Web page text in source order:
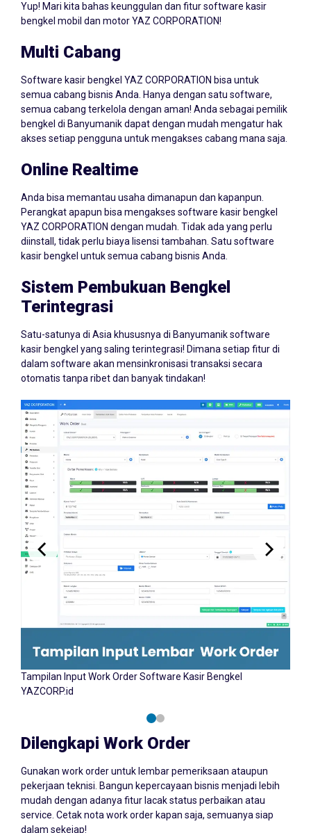
Yup! Mari kita bahas keunggulan dan fitur software kasir
bengkel mobil dan motor YAZ CORPORATION!
Multi Cabang
Software kasir bengkel YAZ CORPORATION bisa untuk
semua cabang bisnis Anda. Hanya dengan satu software,
semua cabang terkelola dengan aman! Anda sebagai pemilik
bengkel di Banyumanik dapat dengan mudah mengatur hak
akses setiap pengguna untuk mengakses cabang mana saja.
Online Realtime
Anda bisa memantau usaha dimanapun dan kapanpun.
Perangkat apapun bisa mengakses software kasir bengkel
YAZ CORPORATION dengan mudah. Tidak ada yang perlu
diinstall, tidak perlu biaya lisensi tambahan. Satu software
kasir bengkel untuk semua cabang bisnis Anda.
Sistem Pembukuan Bengkel
Terintegrasi
Satu-satunya di Asia khususnya di Banyumanik software
kasir bengkel yang saling terintegrasi! Dimana setiap fitur di
dalam software akan mensinkronisasi transaksi secara
otomatis tanpa ribet dan banyak tindakan!
Tampilan Work Order Software Kasir Bengkel
Dilengkapi Work Order
Gunakan work order untuk lembar pemeriksaan ataupun
pekerjaan teknisi. Bangun kepercayaan bisnis menjadi lebih
mudah dengan adanya fitur lacak status perbaikan atau
service. Cetak nota work order kapan saja, semuanya siap
dalam sekejap!